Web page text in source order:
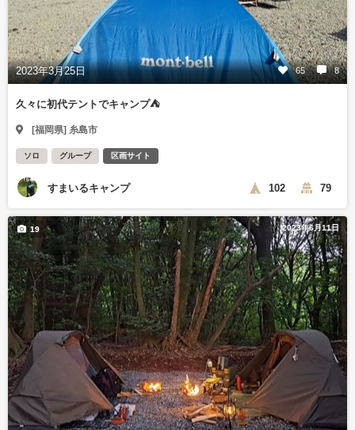
2023年3月25日 65 8
久々に初代テントでキャンプ⛺
[福岡県] 糸島市
ソロ グループ 区画サイト
すまいるキャンプ 102 79
2023年6月11日
19